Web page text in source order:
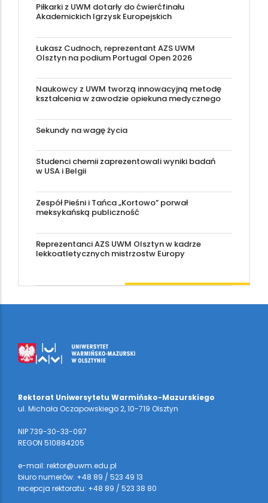
Piłkarki z UWM dotarły do ćwierćfinału
Akademickich Igrzysk Europejskich
Łukasz Cudnoch, reprezentant AZS UWM
Olsztyn na podium Portugal Open 2026
Naukowcy z UWM tworzą innowacyjną metodę
kształcenia w zawodzie opiekuna medycznego
Sekundy na wagę życia
Studenci chemii zaprezentowali wyniki badań
w USA i Belgii
Zespół Pieśni i Tańca „Kortowo” porwał
meksykańską publiczność
Reprezentanci AZS UWM Olsztyn w kadrze
lekkoatletycznych mistrzostw Europy
Rektorat Uniwersytetu Warmińsko-Mazurskiego
ul. Michała Oczapowskiego 2, 10-719 Olsztyn
NIP 739-30-33-097
REGON 510884205
e-mail: rektor@uwm.edu.pl
biuro numerów: +48 89 / 523 49 13
recepcja rektoratu: +48 89 / 523 38 80